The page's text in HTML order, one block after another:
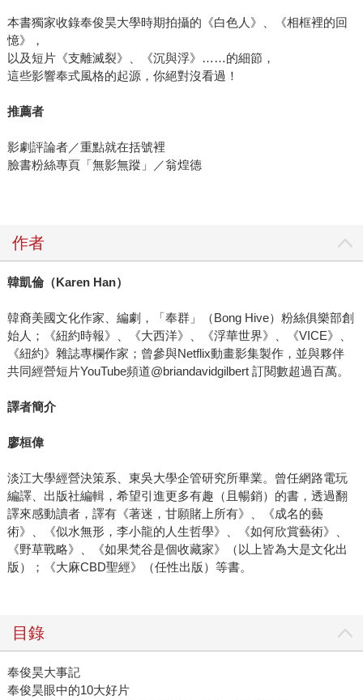
本書獨家收錄奉俊昊大學時期拍攝的《白色人》、《相框裡的回
憶》，
以及短片《支離滅裂》、《沉與浮》……的細節，
這些影響奉式風格的起源，你絕對沒看過！
推薦者
影劇評論者／重點就在括號裡
臉書粉絲專頁「無影無蹤」／翁煌德
作者
韓凱倫（Karen Han）
韓裔美國文化作家、編劇，「奉群」（Bong Hive）粉絲俱樂部創
始人；《紐約時報》、《大西洋》、《浮華世界》、《VICE》、
《紐約》雜誌專欄作家；曾參與Netflix動畫影集製作，並與夥伴
共同經營短片YouTube頻道@briandavidgilbert 訂閱數超過百萬。
譯者簡介
廖桓偉
淡江大學經營決策系、東吳大學企管研究所畢業。曾任網路電玩
編譯、出版社編輯，希望引進更多有趣（且暢銷）的書，透過翻
譯來感動讀者，譯有《著迷，甘願賭上所有》、《成名的藝
術》、《似水無形，李小龍的人生哲學》、《如何欣賞藝術》、
《野草戰略》、《如果梵谷是個收藏家》（以上皆為大是文化出
版）；《大麻CBD聖經》（任性出版）等書。
目錄
奉俊昊大事記
奉俊昊眼中的10大好片